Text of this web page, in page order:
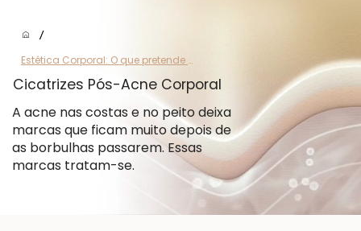
/
Estética Corporal: O que pretende tratar
Cicatrizes Pós-Acne Corporal
A acne nas costas e no peito deixa
marcas que ficam muito depois de
as borbulhas passarem. Essas
marcas tratam-se.